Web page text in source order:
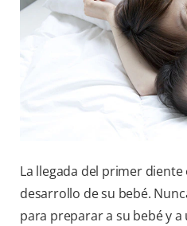
La llegada del primer
desarrollo de su bebé.
para preparar a su bebé y